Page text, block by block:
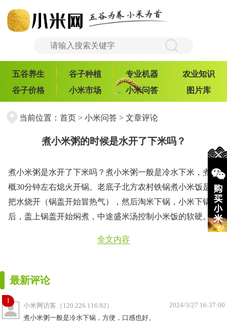
五谷养生 谷子种植 专业机器
农业知识
谷子价格
小米市场 小米问答 图片库
当前位置： 首页> 小米问答> 文章评论
煮小米粥的时候是水开了下米吗？
煮小米粥是水开了下米吗？煮小米粥一般是冷水下米，煮大
概30分钟左右熄火开锅。老底子北方农村铁锅煮小米饭是先
把水烧开（锅盖开始冒热气），然后淘米下锅，小米下锅
后，盖上锅盖开始焖煮，中途盛米汤控制小米饭的软硬。
全文内容
最新评论
2024/3/27 16:37:00
小米网访客（120.226.116.92）
煮小米粥一般是冷水下锅，方便，口感也好。
1